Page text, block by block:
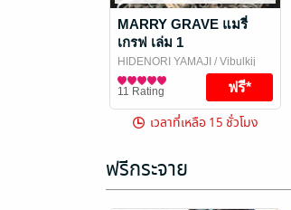
MARRY GRAVE แมรี่
เกรฟ เล่ม 1
HIDENORI YAMAJI / Vibulkij
Publishing
การ์ตูนทั่วไป
11 Rating
เวลาที่เหลือ 15 ชั่วโมง
ฟรีกระจาย